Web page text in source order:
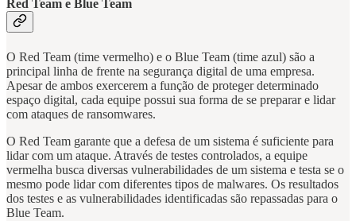
Red Team e Blue Team
O Red Team (time vermelho) e o Blue Team (time azul) são a
principal linha de frente na segurança digital de uma empresa.
Apesar de ambos exercerem a função de proteger determinado
espaço digital, cada equipe possui sua forma de se preparar e lidar
com ataques de ransomwares.
O Red Team garante que a defesa de um sistema é suficiente para
lidar com um ataque. Através de testes controlados, a equipe
vermelha busca diversas vulnerabilidades de um sistema e testa se o
mesmo pode lidar com diferentes tipos de malwares. Os resultados
dos testes e as vulnerabilidades identificadas são repassadas para o
Blue Team.